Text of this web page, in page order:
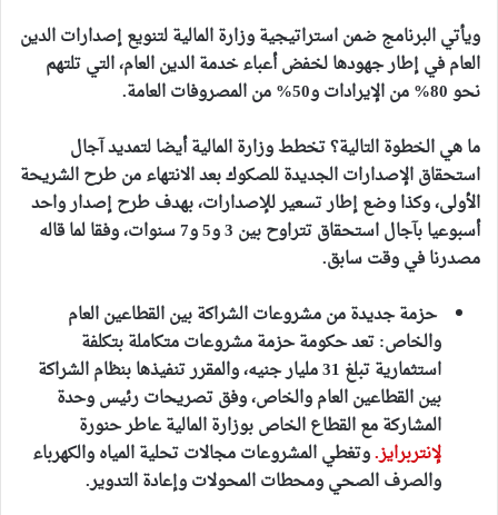
ويأتي البرنامج ضمن استراتيجية وزارة المالية لتنويع إصدارات الدين
العام في إطار جهودها لخفض أعباء خدمة الدين العام، التي تلتهم
نحو 80% من الإيرادات و50% من المصروفات العامة.
ما هي الخطوة التالية؟ تخطط وزارة المالية أيضا لتمديد آجال
استحقاق الإصدارات الجديدة للصكوك بعد الانتهاء من طرح الشريحة
الأولى، وكذا وضع إطار تسعير للإصدارات، بهدف طرح إصدار واحد
أسبوعيا بآجال استحقاق تتراوح بين 3 و5 و7 سنوات، وفقا لما قاله
مصدرنا في وقت سابق.
حزمة جديدة من مشروعات الشراكة بين القطاعين العام
والخاص: تعد حكومة حزمة مشروعات متكاملة بتكلفة
استثمارية تبلغ 31 مليار جنيه، والمقرر تنفيذها بنظام الشراكة
بين القطاعين العام والخاص، وفق تصريحات رئيس وحدة
المشاركة مع القطاع الخاص بوزارة المالية عاطر حنورة
لإنتربرايز.وتغطي المشروعات مجالات تحلية المياه والكهرباء
والصرف الصحي ومحطات المحولات وإعادة التدوير.